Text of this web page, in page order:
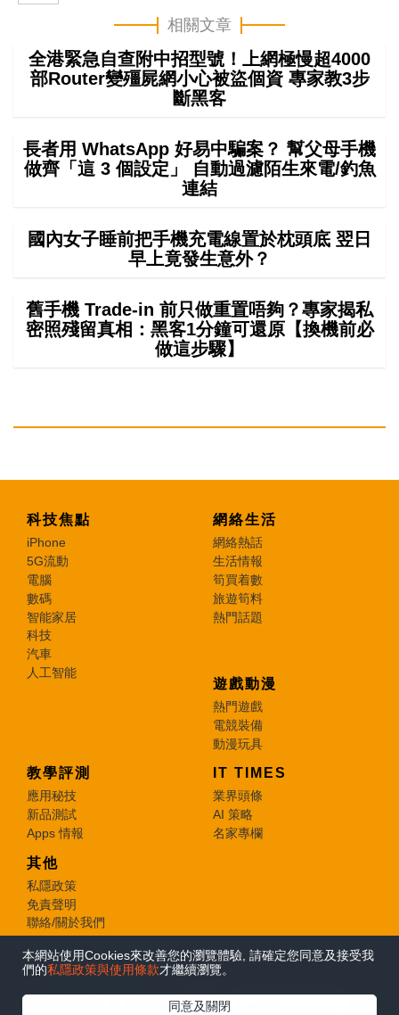
本網站使用Cookies來改善您的瀏覽體驗, 請確定您同意及接受我
們的私隱政策與使用條款才繼續瀏覽。
同意及關閉
相關文章
全港緊急自查附中招型號！上網極慢超4000
部Router變殭屍網小心被盜個資 專家教3步
斷黑客
長者用 WhatsApp 好易中騙案？ 幫父母手機
做齊「這 3 個設定」 自動過濾陌生來電/釣魚
連結
國內女子睡前把手機充電線置於枕頭底 翌日
早上竟發生意外？
舊手機 Trade-in 前只做重置唔夠？專家揭私
密照殘留真相：黑客1分鐘可還原【換機前必
做這步驟】
科技焦點
iPhone
5G流動
電腦
數碼
智能家居
科技
汽車
人工智能
網絡生活
網絡熱話
生活情報
筍買着數
旅遊筍料
熱門話題
遊戲動漫
熱門遊戲
電競裝備
動漫玩具
教學評測
應用秘技
新品測試
Apps 情報
IT TIMES
業界頭條
AI 策略
名家專欄
其他
私隱政策
免責聲明
聯絡/關於我們
© 2026 e-zone. All Rights Reserved.